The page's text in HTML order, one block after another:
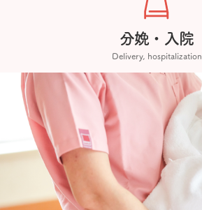
分娩・入院
Delivery, hospitalization